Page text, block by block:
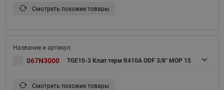
Смотреть похожие товары
067N3000 TGE10-3 Клап терм R410A ODF 3/8" MOP 15
Смотреть похожие товары